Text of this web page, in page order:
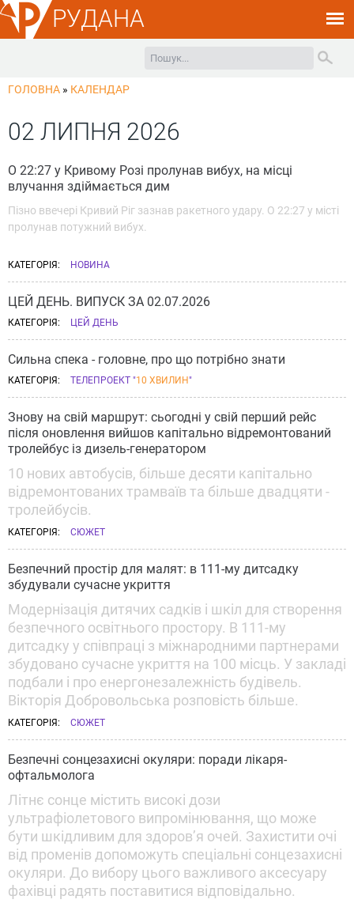
РУДАНА
ГОЛОВНА » КАЛЕНДАР
02 ЛИПНЯ 2026
О 22:27 у Кривому Розі пролунав вибух, на місці
влучання здіймається дим
Пізно ввечері Кривий Ріг зазнав ракетного удару. О 22:27 у місті
пролунав потужний вибух.
КАТЕГОРІЯ: НОВИНА
ЦЕЙ ДЕНЬ. ВИПУСК ЗА 02.07.2026
КАТЕГОРІЯ: ЦЕЙ ДЕНЬ
Сильна спека - головне, про що потрібно знати
КАТЕГОРІЯ: ТЕЛЕПРОЕКТ "10 ХВИЛИН"
Знову на свій маршрут: сьогодні у свій перший рейс
після оновлення вийшов капітально відремонтований
тролейбус із дизель-генератором
10 нових автобусів, більше десяти капітально
відремонтованих трамваїв та більше двадцяти -
тролейбусів.
КАТЕГОРІЯ: СЮЖЕТ
Безпечний простір для малят: в 111-му дитсадку
збудували сучасне укриття
Модернізація дитячих садків і шкіл для створення
безпечного освітнього простору. В 111-му
дитсадку у співпраці з міжнародними партнерами
збудовано сучасне укриття на 100 місць. У закладі
подбали і про енергонезалежність будівель.
Вікторія Добровольська розповість більше.
КАТЕГОРІЯ: СЮЖЕТ
Безпечні сонцезахисні окуляри: поради лікаря-
офтальмолога
Літнє сонце містить високі дози
ультрафіолетового випромінювання, що може
бути шкідливим для здоров’я очей. Захистити очі
від променів допоможуть спеціальні сонцезахисні
окуляри. До вибору цього важливого аксесуару
фахівці радять поставитися відповідально.